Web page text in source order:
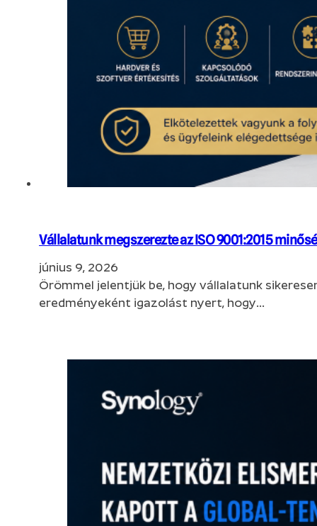
Vállalatunk megszerezte az ISO 9001:2015
június 9, 2026
Örömmel jelentjük be, hogy vállalatunk
eredményeként igazolást nyert, hogy…